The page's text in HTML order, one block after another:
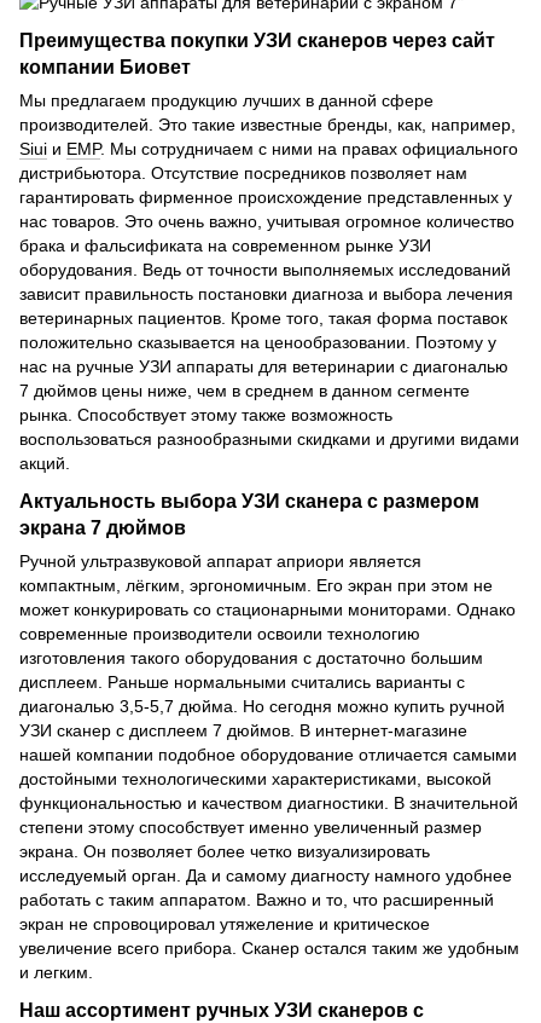
Преимущества покупки УЗИ сканеров через сайт
компании Биовет
Мы предлагаем продукцию лучших в данной сфере
производителей. Это такие известные бренды, как, например,
Siui и EMP. Мы сотрудничаем с ними на правах официального
дистрибьютора. Отсутствие посредников позволяет нам
гарантировать фирменное происхождение представленных у
нас товаров. Это очень важно, учитывая огромное количество
брака и фальсификата на современном рынке УЗИ
оборудования. Ведь от точности выполняемых исследований
зависит правильность постановки диагноза и выбора лечения
ветеринарных пациентов. Кроме того, такая форма поставок
положительно сказывается на ценообразовании. Поэтому у
нас на ручные УЗИ аппараты для ветеринарии с диагональю
7 дюймов цены ниже, чем в среднем в данном сегменте
рынка. Способствует этому также возможность
воспользоваться разнообразными скидками и другими видами
акций.
Актуальность выбора УЗИ сканера с размером
экрана 7 дюймов
Ручной ультразвуковой аппарат априори является
компактным, лёгким, эргономичным. Его экран при этом не
может конкурировать со стационарными мониторами. Однако
современные производители освоили технологию
изготовления такого оборудования с достаточно большим
дисплеем. Раньше нормальными считались варианты с
диагональю 3,5-5,7 дюйма. Но сегодня можно купить ручной
УЗИ сканер с дисплеем 7 дюймов. В интернет-магазине
нашей компании подобное оборудование отличается самыми
достойными технологическими характеристиками, высокой
функциональностью и качеством диагностики. В значительной
степени этому способствует именно увеличенный размер
экрана. Он позволяет более четко визуализировать
исследуемый орган. Да и самому диагносту намного удобнее
работать с таким аппаратом. Важно и то, что расширенный
экран не спровоцировал утяжеление и критическое
увеличение всего прибора. Сканер остался таким же удобным
и легким.
Наш ассортимент ручных УЗИ сканеров с